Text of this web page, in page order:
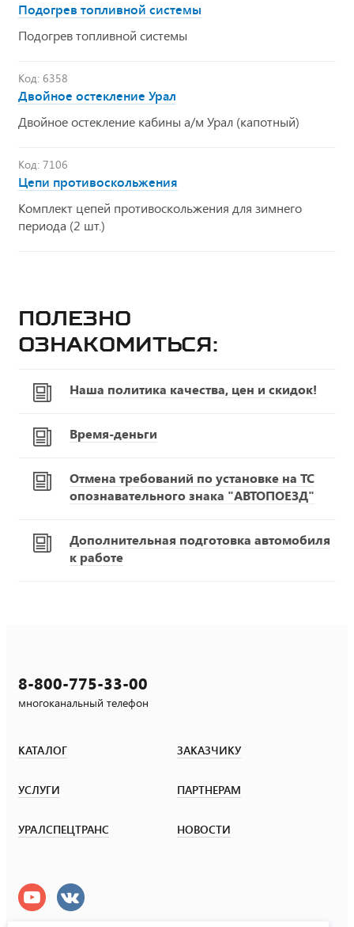
Подогрев топливной системы
Подогрев топливной системы
Код: 6358
Двойное остекление Урал
Двойное остекление кабины а/м Урал (капотный)
Код: 7106
Цепи противоскольжения
Комплект цепей противоскольжения для зимнего
периода (2 шт.)
Полезно
ознакомиться:
Наша политика качества, цен и скидок!
Время-деньги
Отмена требований по установке на ТС
опознавательного знака "АВТОПОЕЗД"
Дополнительная подготовка автомобиля
к работе
8-800-775-33-00
многоканальный телефон
КАТАЛОГ ЗАКАЗЧИКУ
УСЛУГИ ПАРТНЕРАМ
УРАЛСПЕЦТРАНС НОВОСТИ